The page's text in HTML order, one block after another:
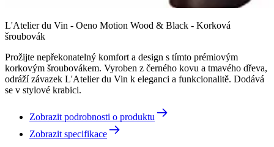
L'Atelier du Vin - Oeno Motion Wood & Black - Korková
šroubovák
Prožijte nepřekonatelný komfort a design s tímto prémiovým
korkovým šroubovákem. Vyroben z černého kovu a tmavého dřeva,
odráží závazek L'Atelier du Vin k eleganci a funkcionalitě. Dodává
se v stylové krabici.
Zobrazit podrobnosti o produktu
Zobrazit specifikace